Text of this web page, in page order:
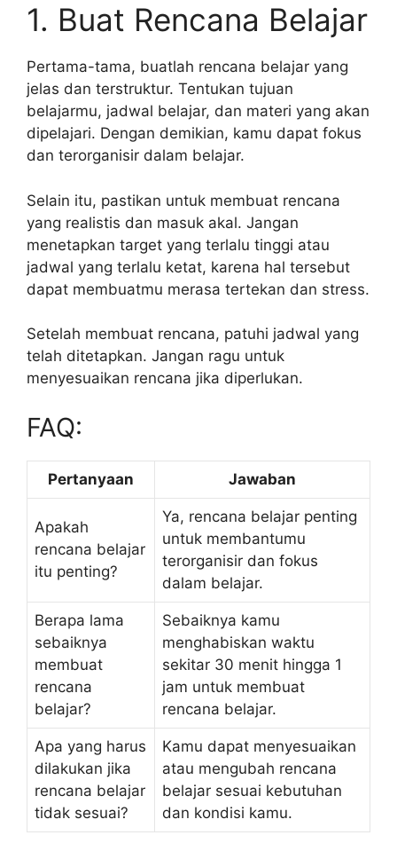
1. Buat Rencana Belajar
Pertama-tama, buatlah rencana belajar yang
jelas dan terstruktur. Tentukan tujuan
belajarmu, jadwal belajar, dan materi yang akan
dipelajari. Dengan demikian, kamu dapat fokus
dan terorganisir dalam belajar.
Selain itu, pastikan untuk membuat rencana
yang realistis dan masuk akal. Jangan
menetapkan target yang terlalu tinggi atau
jadwal yang terlalu ketat, karena hal tersebut
dapat membuatmu merasa tertekan dan stress.
Setelah membuat rencana, patuhi jadwal yang
telah ditetapkan. Jangan ragu untuk
menyesuaikan rencana jika diperlukan.
FAQ:
Pertanyaan Jawaban
Apakah
rencana belajar
itu penting?
Ya, rencana belajar penting
untuk membantumu
terorganisir dan fokus
dalam belajar.
Berapa lama
sebaiknya
membuat
rencana
belajar?
Sebaiknya kamu
menghabiskan waktu
sekitar 30 menit hingga 1
jam untuk membuat
rencana belajar.
Apa yang harus
dilakukan jika
rencana belajar
tidak sesuai?
Kamu dapat menyesuaikan
atau mengubah rencana
belajar sesuai kebutuhan
dan kondisi kamu.